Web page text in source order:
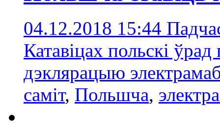
04.12.2018 15:44
Катавіцах польскі
дэклярацыю
саміт, Польшчa,